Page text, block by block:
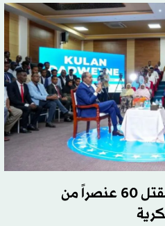
الجيش الصومالي يعلن مقتل 60 عنصراً من